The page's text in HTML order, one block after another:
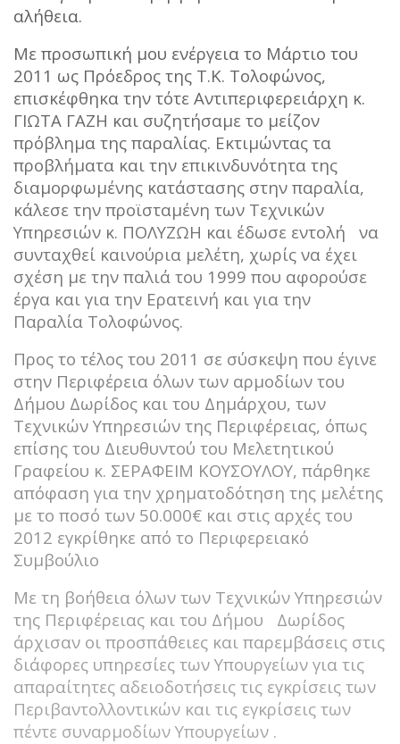
αλήθεια.
Με προσωπική μου ενέργεια το Μάρτιο του
2011 ως Πρόεδρος της Τ.Κ. Τολοφώνος,
επισκέφθηκα την τότε Αντιπεριφερειάρχη κ.
ΓΙΩΤΑ ΓΑΖΗ και συζητήσαμε το μείζον
πρόβλημα της παραλίας. Εκτιμώντας τα
προβλήματα και την επικινδυνότητα της
διαμορφωμένης κατάστασης στην παραλία,
κάλεσε την προϊσταμένη των Τεχνικών
Υπηρεσιών κ. ΠΟΛΥΖΩΗ και έδωσε εντολή να
συνταχθεί καινούρια μελέτη, χωρίς να έχει
σχέση με την παλιά του 1999 που αφορούσε
έργα και για την Ερατεινή και για την
Παραλία Τολοφώνος.
Προς το τέλος του 2011 σε σύσκεψη που έγινε
στην Περιφέρεια όλων των αρμοδίων του
Δήμου Δωρίδος και του Δημάρχου, των
Τεχνικών Υπηρεσιών της Περιφέρειας, όπως
επίσης του Διευθυντού του Μελετητικού
Γραφείου κ. ΣΕΡΑΦΕΙΜ ΚΟΥΣΟΥΛΟΥ, πάρθηκε
απόφαση για την χρηματοδότηση της μελέτης
με το ποσό των 50.000€ και στις αρχές του
2012 εγκρίθηκε από το Περιφερειακό
Συμβούλιο
Με τη βοήθεια όλων των Τεχνικών Υπηρεσιών
της Περιφέρειας και του Δήμου Δωρίδος
άρχισαν οι προσπάθειες και παρεμβάσεις στις
διάφορες υπηρεσίες των Υπουργείων για τις
απαραίτητες αδειοδοτήσεις τις εγκρίσεις των
Περιβαντολλοντικών και τις εγκρίσεις των
πέντε συναρμοδίων Υπουργείων .